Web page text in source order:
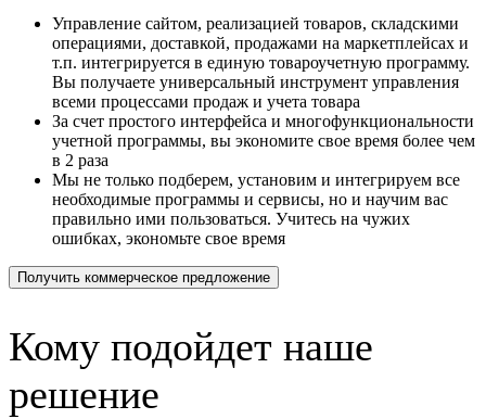
Управление сайтом, реализацией товаров, складскими
операциями, доставкой, продажами на маркетплейсах и
т.п. интегрируется в единую товароучетную программу.
Вы получаете универсальный инструмент управления
всеми процессами продаж и учета товара
За счет простого интерфейса и многофункциональности
учетной программы, вы экономите свое время более чем
в 2 раза
Мы не только подберем, установим и интегрируем все
необходимые программы и сервисы, но и научим вас
правильно ими пользоваться. Учитесь на чужих
ошибках, экономьте свое время
Получить коммерческое предложение
Кому подойдет наше
решение